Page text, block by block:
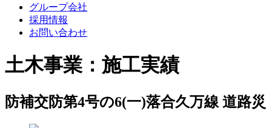
グループ会社
採用情報
お問い合わせ
土木事業：施工実績
防補交防第4号の6(一)落合久万線 道路